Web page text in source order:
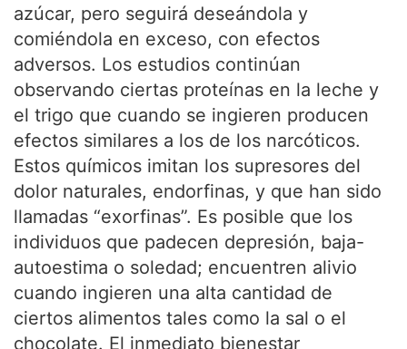
azúcar, pero seguirá deseándola y
comiéndola en exceso, con efectos
adversos. Los estudios continúan
observando ciertas proteínas en la leche y
el trigo que cuando se ingieren producen
efectos similares a los de los narcóticos.
Estos químicos imitan los supresores del
dolor naturales, endorfinas, y que han sido
llamadas “exorfinas”. Es posible que los
individuos que padecen depresión, baja-
autoestima o soledad; encuentren alivio
cuando ingieren una alta cantidad de
ciertos alimentos tales como la sal o el
chocolate. El inmediato bienestar